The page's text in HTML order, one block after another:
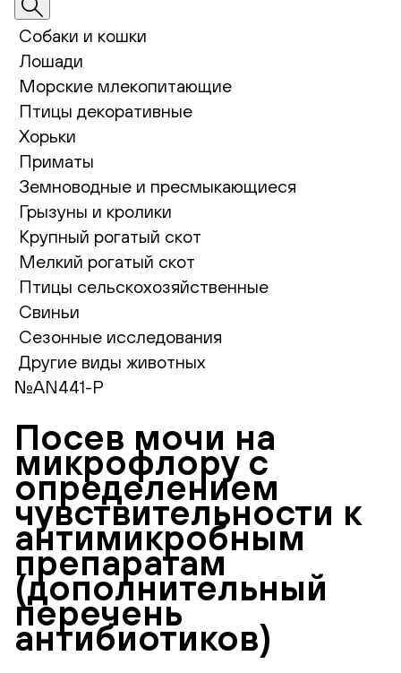
Собаки и кошки
Лошади
Морские млекопитающие
Птицы декоративные
Хорьки
Приматы
Земноводные и пресмыкающиеся
Грызуны и кролики
Крупный рогатый скот
Мелкий рогатый скот
Птицы сельскохозяйственные
Свиньи
Сезонные исследования
Другие виды животных
№AN441-P
Посев мочи на
микрофлору с
определением
чувствительности к
антимикробным
препаратам
(дополнительный
перечень
антибиотиков)